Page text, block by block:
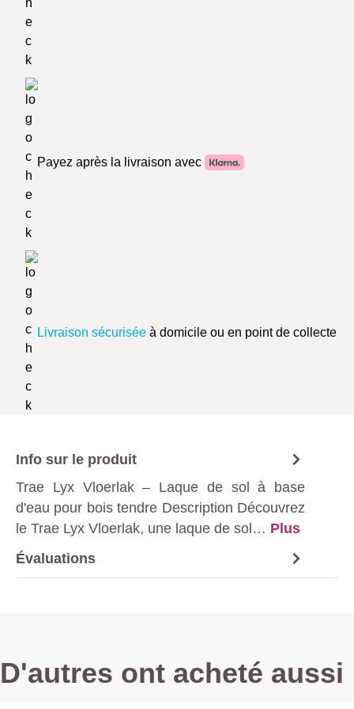
Payez après la livraison avec
Livraison sécurisée à domicile ou en point de collecte
Info sur le produit
Trae Lyx Vloerlak – Laque de sol à base
d'eau pour bois tendre Description Découvrez
le Trae Lyx Vloerlak, une laque de sol… Plus
Évaluations
D'autres ont acheté aussi